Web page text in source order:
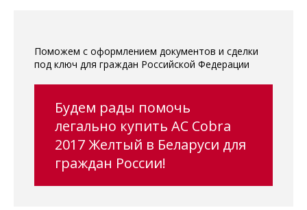
Поможем с оформлением документов и сделки
под ключ для граждан Российской Федерации
Будем рады помочь
легально купить AC Cobra
2017 Желтый в Беларуси для
граждан России!